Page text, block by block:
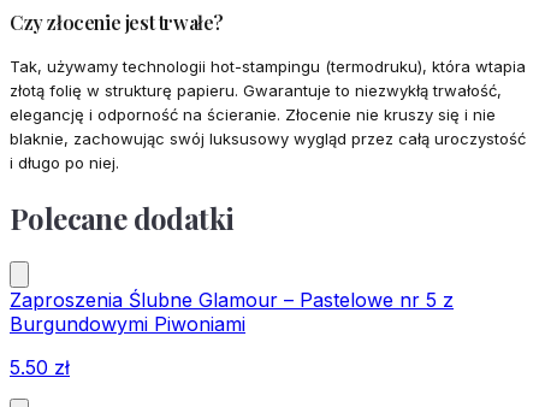
Czy złocenie jest trwałe?
Tak, używamy technologii hot-stampingu (termodruku), która wtapia
złotą folię w strukturę papieru. Gwarantuje to niezwykłą trwałość,
elegancję i odporność na ścieranie. Złocenie nie kruszy się i nie
blaknie, zachowując swój luksusowy wygląd przez całą uroczystość
i długo po niej.
Polecane dodatki
Zaproszenia Ślubne Glamour – Pastelowe nr 5 z
Burgundowymi Piwoniami
5.50 zł